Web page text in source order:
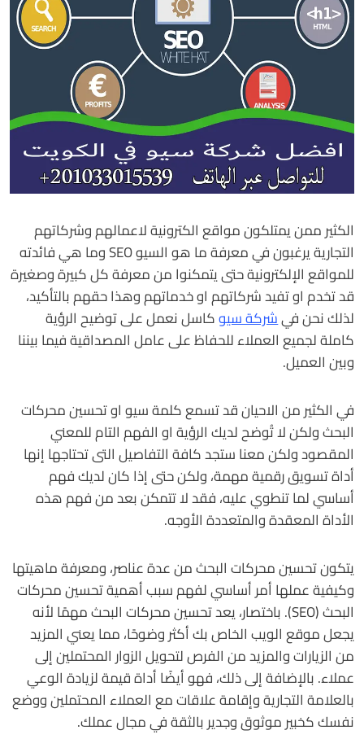
الكثير ممن يمتلكون مواقع الكترونية لاعمالهم وشركاتهم
التجارية يرغبون في معرفة ما هو السيو SEO وما هي فائدته
للمواقع الإلكترونية حتى يتمكنوا من معرفة كل كبيرة وصغيرة
قد تخدم او تفيد شركاتهم او خدماتهم وهذا حقهم بالتأكيد،
لذلك نحن فيشركة سيوكاسل نعمل على توضيح الرؤية
كاملة لجميع العملاء للحفاظ على عامل المصداقية فيما بيننا
وبين العميل.
في الكثير من الاحيان قد تسمع كلمة سيو او تحسين محركات
البحث ولكن لا تُوضح لديك الرؤية او الفهم التام للمعني
المقصود ولكن معنا ستجد كافة التفاصيل التى تحتاجها إنها
أداة تسويق رقمية مهمة، ولكن حتى إذا كان لديك فهم
أساسي لما تنطوي عليه، فقد لا تتمكن بعد من فهم هذه
الأداة المعقدة والمتعددة الأوجه.
يتكون تحسين محركات البحث من عدة عناصر، ومعرفة ماهيتها
وكيفية عملها أمر أساسي لفهم سبب أهمية تحسين محركات
البحث (SEO). باختصار، يعد تحسين محركات البحث مهمًا لأنه
يجعل موقع الويب الخاص بك أكثر وضوحًا، مما يعني المزيد
من الزيارات والمزيد من الفرص لتحويل الزوار المحتملين إلى
عملاء. بالإضافة إلى ذلك، فهو أيضًا أداة قيمة لزيادة الوعي
بالعلامة التجارية وإقامة علاقات مع العملاء المحتملين ووضع
نفسك كخبير موثوق وجدير بالثقة في مجال عملك.